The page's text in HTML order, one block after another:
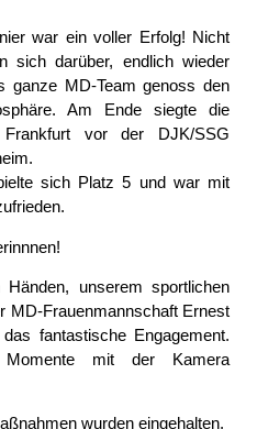
war ein voller Erfolg! Nicht
sich darüber, endlich wieder
ganze MD-Team genoss den
Am Ende siegte die
vor der DJK/SSG
sich Platz 5 und war mit
unserem sportlichen
MD-Frauenmannschaft Ernest
fantastische Engagement.
mit der Kamera
wurden eingehalten.